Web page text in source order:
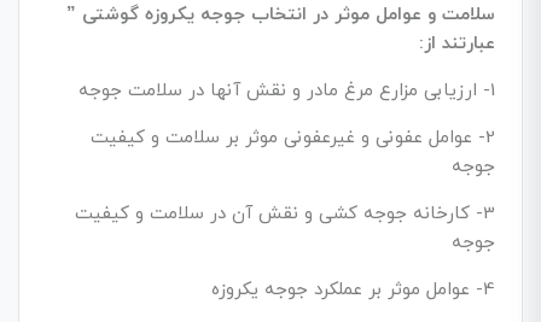
سلامت و عوامل موثر در انتخاب جوجه یکروزه گوشتی ”
عبارتند از:
1- ارزیابی مزارع مرغ مادر و نقش آنها در سلامت جوجه
2- عوامل عفونی و غیرعفونی موثر بر سلامت و کیفیت
جوجه
3- کارخانه جوجه کشی و نقش آن در سلامت و کیفیت
جوجه
4- عوامل موثر بر عملکرد جوجه یکروزه